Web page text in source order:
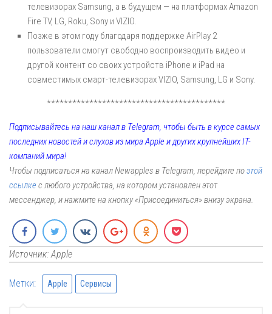
телевизорах Samsung, а в будущем — на платформах Amazon
Fire TV, LG, Roku, Sony и VIZIO.
Позже в этом году благодаря поддержке AirPlay 2
пользователи смогут свободно воспроизводить видео и
другой контент со своих устройств iPhone и iPad на
совместимых смарт-телевизорах VIZIO, Samsung, LG и Sony.
******************************************
Подписывайтесь на наш канал в Telegram, чтобы быть в курсе самых
последних новостей и слухов из мира Apple и других крупнейших IT-
компаний мира!
Чтобы подписаться на канал Newapples в Telegram, перейдите поэтой
ссылке с любого устройства, на котором установлен этот
мессенджер, и нажмите на кнопку «Присоединиться» внизу экрана.
Источник: Apple
Метки: Apple Сервисы